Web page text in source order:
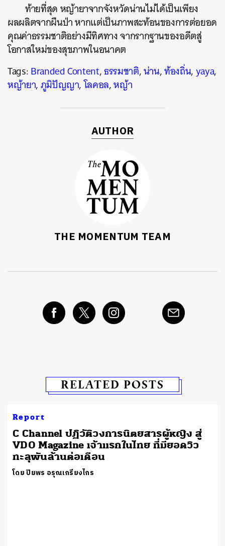
ท้ายที่สุด หญ้ายาจากจังหวัดน่านไม่ได้เป็นเพียง
ผลผลิตจากผืนป่า หากแต่เป็นภาพสะท้อนของการต่อยอด
คุณค่าธรรมชาติอย่างมีทิศทาง จากรากฐานของอดีตสู่
โอกาสใหม่ของสุขภาพในอนาคต
Tags:Branded Content,ธรรมชาติ,น่าน,ท้องถิ่น,yaya,
หญ้ายา,ภูมิปัญญา,โลคอล,หญ้า
AUTHOR
THE MOMENTUM TEAM
RELATED POSTS
Report
C Channel ปฏิวัติวงการนิตยสารผู้หญิง สู่
VDO Magazine เจ้าแรกในไทย ที่มียอดวิว
ทะลุพันล้านต่อเดือน
โดย ปิยพร อรุณเกรียงไกร